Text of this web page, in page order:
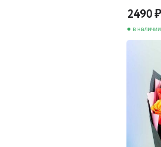
2490
в наличии